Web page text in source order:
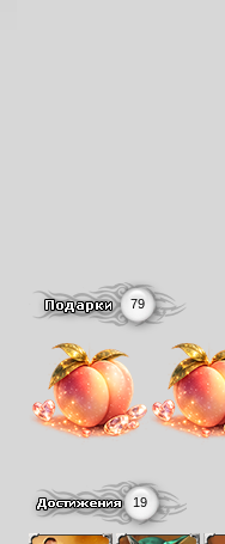
79
19